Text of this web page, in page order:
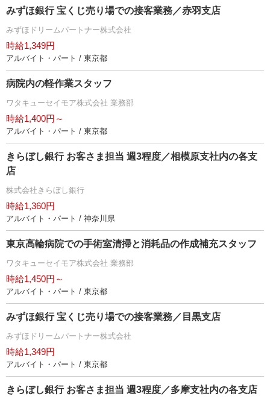
みずほ銀行 宝くじ売り場での接客業務／赤羽支店
みずほドリームパートナー株式会社
時給1,349円
アルバイト・パート / 東京都
病院内の軽作業スタッフ
ワタキューセイモア株式会社 業務部
時給1,400円～
アルバイト・パート / 東京都
きらぼし銀行 お客さま担当 週3程度／相模原支社内の各支
店
株式会社きらぼし銀行
時給1,360円
アルバイト・パート / 神奈川県
東京高輪病院での手術室清掃と消耗品の作成補充スタッフ
ワタキューセイモア株式会社 業務部
時給1,450円～
アルバイト・パート / 東京都
みずほ銀行 宝くじ売り場での接客業務／目黒支店
みずほドリームパートナー株式会社
時給1,349円
アルバイト・パート / 東京都
きらぼし銀行 お客さま担当 週3程度／多摩支社内の各支店